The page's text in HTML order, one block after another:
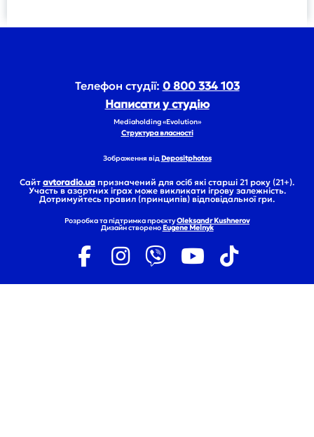
Телефон студії: 0 800 334 103
Написати у студію
Mediaholding «Evolution»
Структура власності
Зображення від Depositphotos
Сайт avtoradio.ua призначений для осіб які старші 21 року (21+).
Участь в азартних іграх може викликати ігрову залежність.
Дотримуйтесь правил (принципів) відповідальної гри.
Розробка та підтримка проєктуOleksandr Kushnerov
Дизайн створено Eugene Melnyk